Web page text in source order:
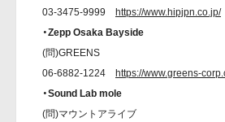
03-3475-9999 https://www.hipjpn.co.jp/
・Zepp Osaka Bayside
(問)GREENS
06-6882-1224 https://www.greens-
・Sound Lab mole
(問)マウントアライブ